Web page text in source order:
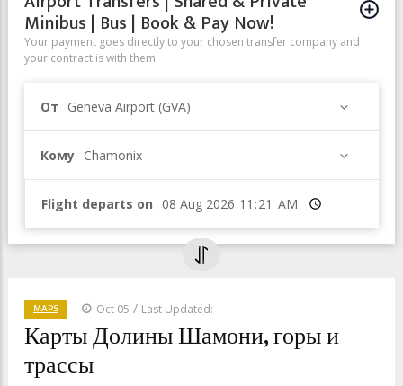
Minibus | Bus | Book & Pay Now!
Your payment goes directly to your chosen transfer company and
your contract is with them.
От Geneva Airport (GVA)
Кому Chamonix
Flight departs on Время
MAPS Oct 05 / Last Updated:
Карты Долины Шамони, горы и
трассы